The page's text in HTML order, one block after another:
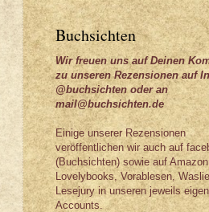
Buchsichten
Wir freuen uns auf Deinen
zu unseren Rezensionen auf
@buchsichten oder an
mail@buchsichten.de
Einige unserer Rezensionen
veröffentlichen wir auch auf
(Buchsichten) sowie auf
Lovelybooks, Vorablesen,
Lesejury in unseren jeweils
Accounts.